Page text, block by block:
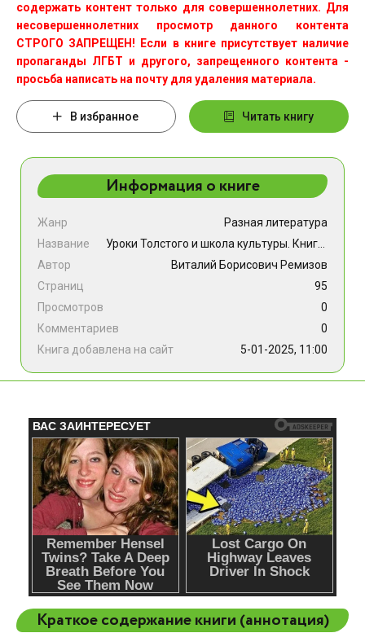
содержать контент только для совершеннолетних. Для
несовершеннолетних просмотр данного контента
СТРОГО ЗАПРЕЩЕН! Если в книге присутствует наличие
пропаганды ЛГБТ и другого, запрещенного контента -
просьба написать на почту для удаления материала.
В избранное Читать книгу
Информация о книге
Жанр
Разная литература
Название
Автор
Виталий Борисович Ремизов
Страниц
95
Просмотров
0
Комментариев
0
Книга добавлена на сайт
5-01-2025, 11:00
Краткое содержание книги (аннотация)